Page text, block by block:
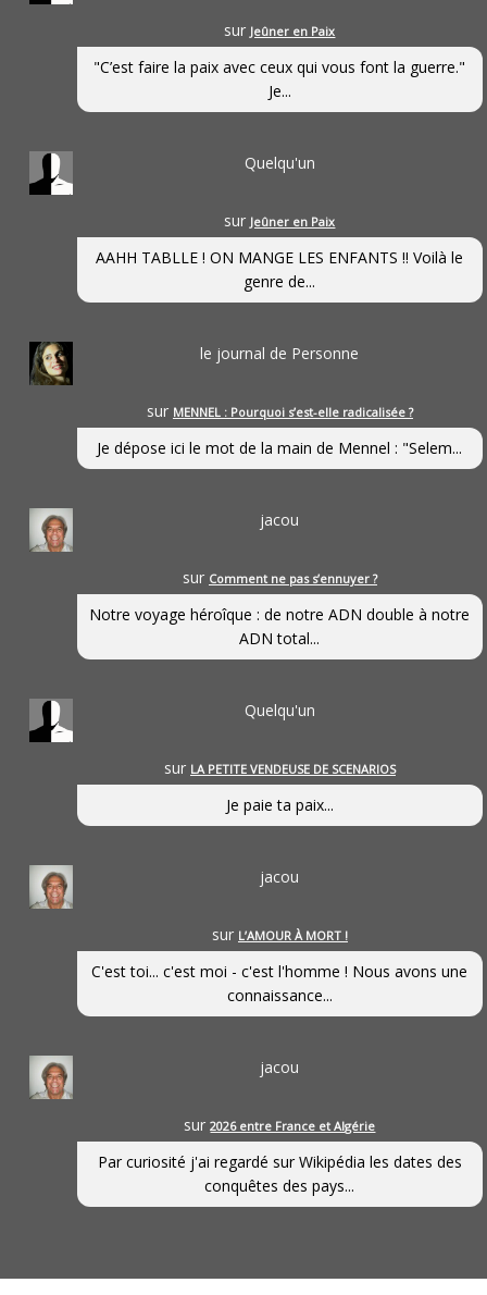
sur Jeûner en Paix
"C’est faire la paix avec ceux qui vous font la guerre."
Je...
Quelqu'un
sur Jeûner en Paix
AAHH TABLLE ! ON MANGE LES ENFANTS !! Voilà le
genre de...
le journal de Personne
sur MENNEL : Pourquoi s’est-elle radicalisée ?
Je dépose ici le mot de la main de Mennel : "Selem...
jacou
sur Comment ne pas s’ennuyer ?
Notre voyage héroîque : de notre ADN double à notre
ADN total...
Quelqu'un
sur LA PETITE VENDEUSE DE SCENARIOS
Je paie ta paix...
jacou
sur L’AMOUR À MORT !
C'est toi... c'est moi - c'est l'homme ! Nous avons une
connaissance...
jacou
sur2026 entre France et Algérie
Par curiosité j'ai regardé sur Wikipédia les dates des
conquêtes des pays...